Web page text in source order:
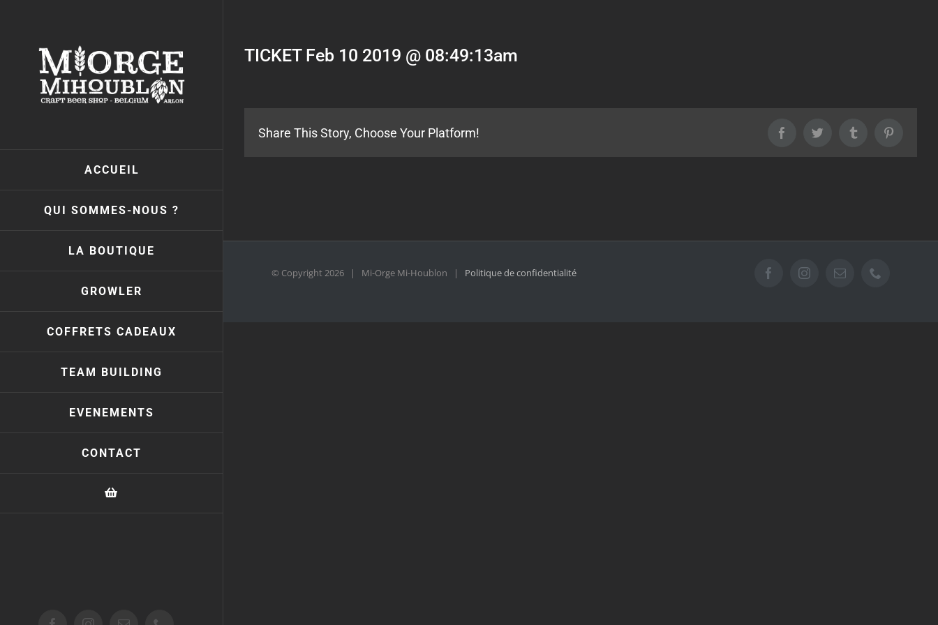
ACCUEIL
QUI SOMMES-NOUS ?
LA BOUTIQUE
GROWLER
COFFRETS CADEAUX
TEAM BUILDING
EVENEMENTS
CONTACT
TICKET Feb 10 2019 @ 08:49:13am
Share This Story, Choose Your Platform! FacebookTwitter Tumblr
© Copyright2026 | Mi-Orge Mi-Houblon | Politique de confidentialité FacebookInstagramEmail